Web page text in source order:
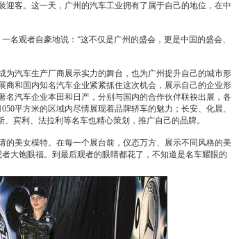
迎客。这一天，广州的汽车工业拥有了属于自己的地位，在中
观者自豪地说：“这不仅是广州的盛会，更是中国的盛会、
汽车生产厂商展示实力的舞台，也为广州提升自己的城市形
商和国内知名汽车企业紧紧抓住这次机会，展示自己的企业形
名汽车企业本田和日产，分别与国内的合作伙伴联袂出展，各
平方米的区域内尽情展现着品牌轿车的魅力；长安、化晨、
宾利、法拉利等名车也精心策划，推广自己的品牌。
美女模特。在每一个展台前，仪态万方、展示不同风格的美
大饱眼福。到最后观者的眼睛都花了，不知道是名车耀眼的